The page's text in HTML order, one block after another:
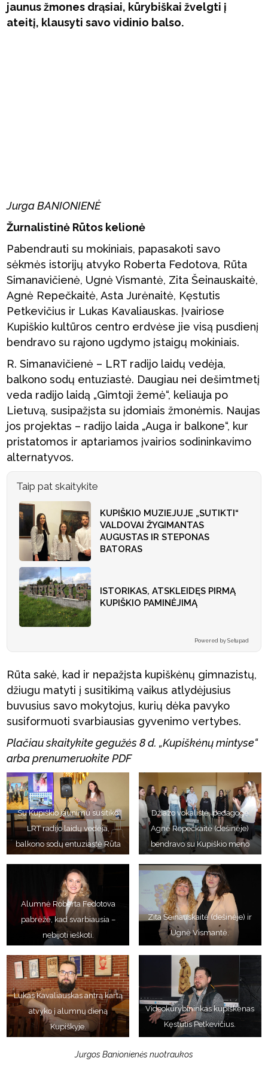
jaunus žmones drąsiai, kūrybiškai žvelgti į
ateitį, klausyti savo vidinio balso.
Jurga BANIONIENĖ
Žurnalistinė Rūtos kelionė
Pabendrauti su mokiniais, papasakoti savo
sėkmės istorijų atvyko Roberta Fedotova, Rūta
Simanavičienė, Ugnė Vismantė, Zita Šeinauskaitė,
Agnė Repečkaitė, Asta Jurėnaitė, Kęstutis
Petkevičius ir Lukas Kavaliauskas. Įvairiose
Kupiškio kultūros centro erdvėse jie visą pusdienį
bendravo su rajono ugdymo įstaigų mokiniais.
R. Simanavičienė – LRT radijo laidų vedėja,
balkono sodų entuziastė. Daugiau nei dešimtmetį
veda radijo laidą „Gimtoji žemė“, keliauja po
Lietuvą, susipažįsta su įdomiais žmonėmis. Naujas
jos projektas – radijo laida „Auga ir balkone“, kur
pristatomos ir aptariamos įvairios sodininkavimo
alternatyvos.
Taip pat skaitykite
KUPIŠKIO MUZIEJUJE „SUTIKTI“
VALDOVAI ŽYGIMANTAS
AUGUSTAS IR STEPONAS
BATORAS
ISTORIKAS, ATSKLEIDĘS PIRMĄ
KUPIŠKIO PAMINĖJIMĄ
Powered by Setupad
Rūta sakė, kad ir nepažįsta kupiškėnų gimnazistų,
džiugu matyti į susitikimą vaikus atlydėjusius
buvusius savo mokytojus, kurių dėka pavyko
susiformuoti svarbiausias gyvenimo vertybes.
Plačiau skaitykite gegužės 8 d. „Kupiškėnų mintyse“
arba prenumeruokite PDF
Su Kupiškio jaunimu susitiko
LRT radijo laidų vedėja,
balkono sodų entuziastė Rūta
Džiazo vokalistė, pedagogė
Agnė Repečkaitė (dešinėje)
bendravo su Kupiškio meno
Alumnė Roberta Fedotova
pabrėžė, kad svarbiausia –
nebijoti ieškoti.
Zita Šeinauskaitė (dešinėje) ir
Ugnė Vismantė.
Lukas Kavaliauskas antrą kartą
atvyko į alumnų dieną
Kupiškyje.
Videokūrybininkas kupiškėnas
Kęstutis Petkevičius.
Jurgos Banionienės nuotraukos